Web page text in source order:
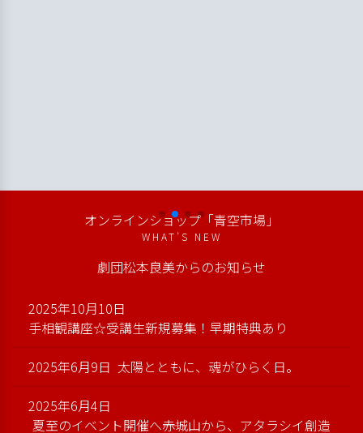
オンラインショップ「青空市場」
WHAT’S NEW
劇団松本良美からのお知らせ
2025年10月10日
手相観講座☆受講生新規募集！早期特典あり
2025年6月9日 太陽とともに、魂がひらく日。
2025年6月4日
夏至のイベント開催へ――赤城山から、アタラシイ創造